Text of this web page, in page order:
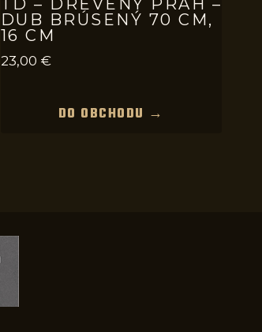
DUB BRÚSENÝ 70 CM,
16 CM
23,00 €
DO OBCHODU →